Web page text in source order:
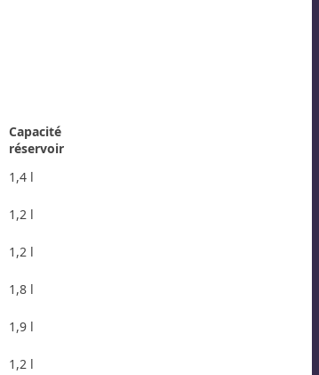
Capacité
réservoir
1,4 l
1,2 l
1,2 l
1,8 l
1,9 l
1,2 l